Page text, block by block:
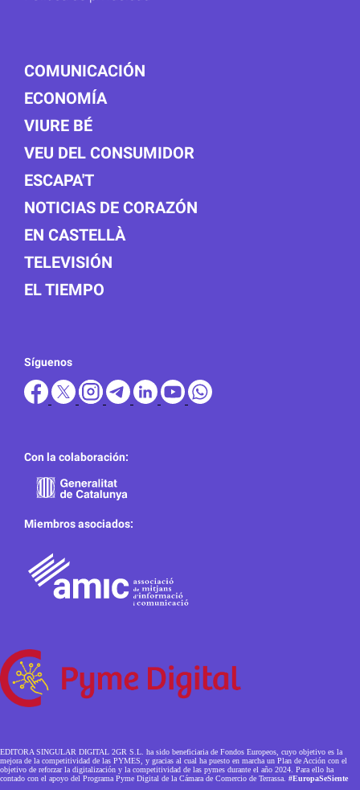
COMUNICACIÓN
ECONOMÍA
VIURE BÉ
VEU DEL CONSUMIDOR
ESCAPA'T
NOTICIAS DE CORAZÓN
EN CASTELLÀ
TELEVISIÓN
EL TIEMPO
Síguenos
Con la colaboración:
Miembros asociados:
EDITORA SINGULAR DIGITAL 2GR S.L. ha sido beneficiaria de Fondos Europeos, cuyo objetivo es la
mejora de la competitividad de las PYMES, y gracias al cual ha puesto en marcha un Plan de Acción con el
objetivo de reforzar la digitalización y la competitividad de las pymes durante el año 2024. Para ello ha
contado con el apoyo del Programa Pyme Digital de la Cámara de Comercio de Terrassa. #EuropaSeSiente